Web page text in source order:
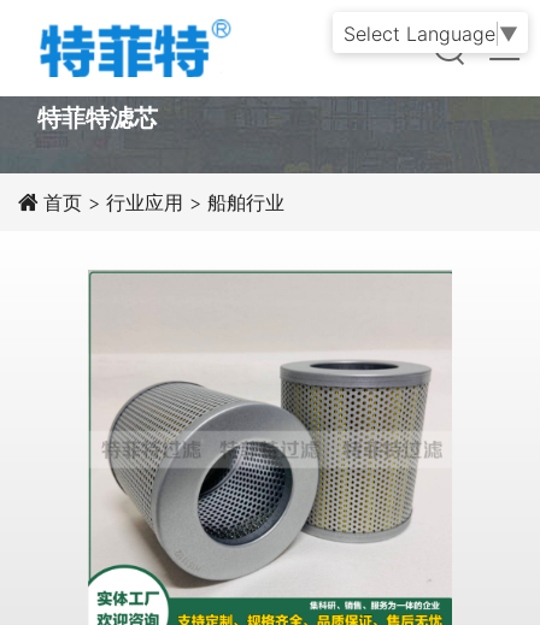
PRODUCT
特菲特滤芯
首页 > 行业应用 > 船舶行业
Select Language ▼